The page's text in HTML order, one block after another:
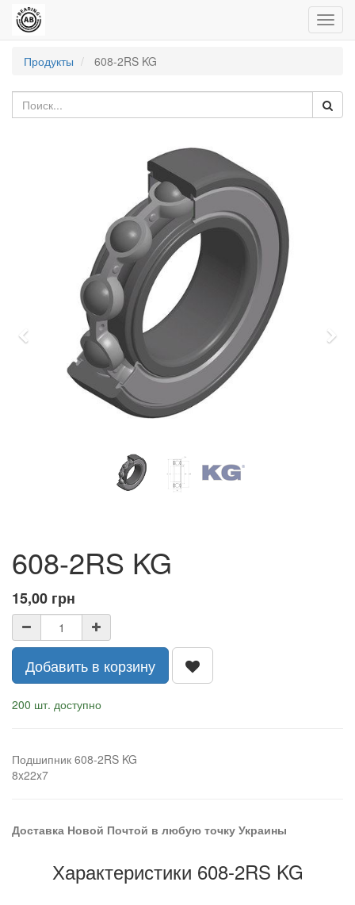
Продукты
608-2RS KG
Previous
608-2RS KG
15,00 грн
Добавить в корзину
200 шт. доступно
Подшипник 608-2RS KG
8x22x7
Доставка Новой Почтой в любую точку Украины
Характеристики 608-2RS KG